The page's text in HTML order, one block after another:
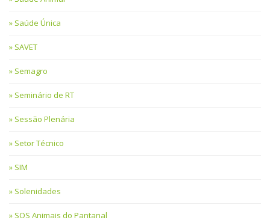
Saúde Única
SAVET
Semagro
Seminário de RT
Sessão Plenária
Setor Técnico
SIM
Solenidades
SOS Animais do Pantanal